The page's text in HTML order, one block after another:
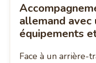
allemand avec
équipements
Face à un arrière-